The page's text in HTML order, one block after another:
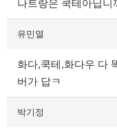
나트랑은 쿡테아닙니
유민열
화다,쿡테,화다우 다
버가 답ㅋ
박기정